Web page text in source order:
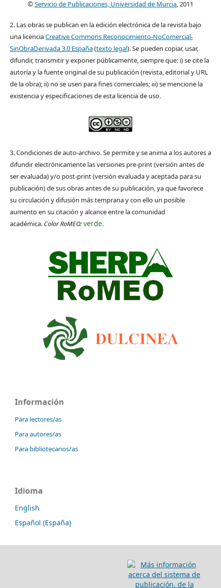
©Servicio de Publicaciones, Universidad de Murcia, 2011
2. Las obras se publican en la edición electrónica de la revista bajo
una licenciaCreative Commons Reconocimiento-NoComercial-
SinObraDerivada 3.0 España(texto legal). Se pueden copiar, usar,
difundir, transmitir y exponer públicamente, siempre que: i) se cite la
autoría y la fuente original de su publicación (revista, editorial y URL
de la obra); ii) no se usen para fines comerciales; iii) se mencione la
existencia y especificaciones de esta licencia de uso.
3. Condiciones de auto-archivo. Se permite y se anima a los autores a
difundir electrónicamente las versiones pre-print (versión antes de
ser evaluada) y/o post-print (versión evaluada y aceptada para su
publicación) de sus obras antes de su publicación, ya que favorece
su circulación y difusión más temprana y con ello un posible
aumento en su citación y alcance entre la comunidad
académica. Color RoMEO:verde.
Información
Para lectores/as
Para autores/as
Para bibliotecarios/as
Idioma
English
Español (España)